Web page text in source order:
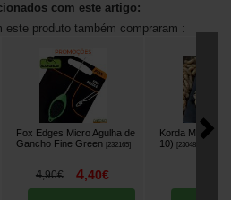
com este artigo:
este produto também compraram :
Fox Edges Micro Agulha de
Gancho Fine Green [232165]
4,90€ 4,40€
Korda Maggot
10)
[230483